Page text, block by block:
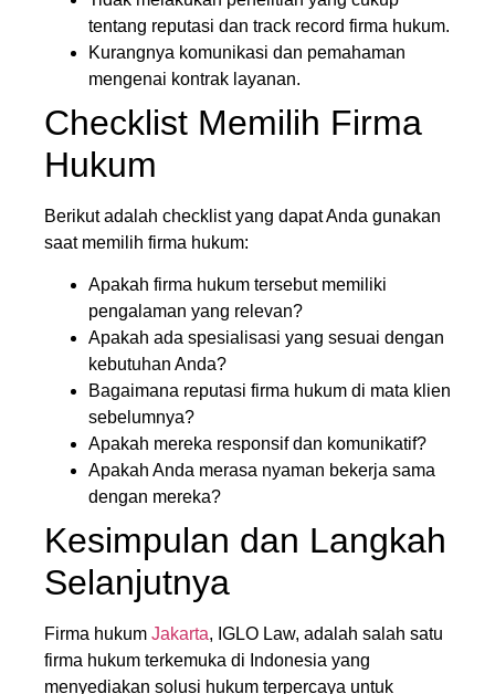
tentang reputasi dan track record firma hukum.
Kurangnya komunikasi dan pemahaman
mengenai kontrak layanan.
Checklist Memilih Firma
Hukum
Berikut adalah checklist yang dapat Anda gunakan
saat memilih firma hukum:
Apakah firma hukum tersebut memiliki
pengalaman yang relevan?
Apakah ada spesialisasi yang sesuai dengan
kebutuhan Anda?
Bagaimana reputasi firma hukum di mata klien
sebelumnya?
Apakah mereka responsif dan komunikatif?
Apakah Anda merasa nyaman bekerja sama
dengan mereka?
Kesimpulan dan Langkah
Selanjutnya
Firma hukum Jakarta, IGLO Law, adalah salah satu
firma hukum terkemuka di Indonesia yang
menyediakan solusi hukum terpercaya untuk